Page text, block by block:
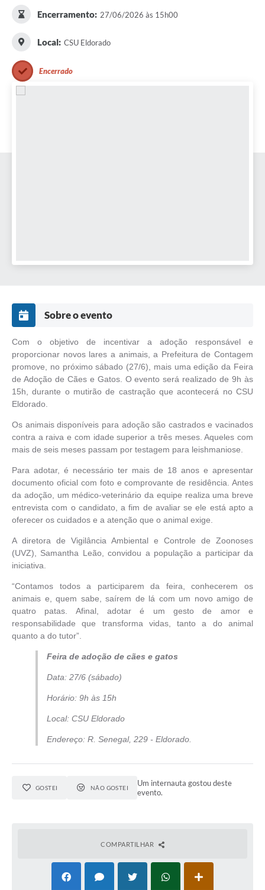
Encerramento: 27/06/2026 às 15h00
Local: CSU Eldorado
Encerrado
Sobre o evento
Com o objetivo de incentivar a adoção responsável e
proporcionar novos lares a animais, a Prefeitura de Contagem
promove, no próximo sábado (27/6), mais uma edição da Feira
de Adoção de Cães e Gatos. O evento será realizado de 9h às
15h, durante o mutirão de castração que acontecerá no CSU
Eldorado.
Os animais disponíveis para adoção são castrados e vacinados
contra a raiva e com idade superior a três meses. Aqueles com
mais de seis meses passam por testagem para leishmaniose.
Para adotar, é necessário ter mais de 18 anos e apresentar
documento oficial com foto e comprovante de residência. Antes
da adoção, um médico-veterinário da equipe realiza uma breve
entrevista com o candidato, a fim de avaliar se ele está apto a
oferecer os cuidados e a atenção que o animal exige.
A diretora de Vigilância Ambiental e Controle de Zoonoses
(UVZ), Samantha Leão, convidou a população a participar da
iniciativa.
“Contamos todos a participarem da feira, conhecerem os
animais e, quem sabe, saírem de lá com um novo amigo de
quatro patas. Afinal, adotar é um gesto de amor e
responsabilidade que transforma vidas, tanto a do animal
quanto a do tutor”.
Feira de adoção de cães e gatos
Data: 27/6 (sábado)
Horário: 9h às 15h
Local: CSU Eldorado
Endereço: R. Senegal, 229 - Eldorado.
GOSTEI NÃO GOSTEI
Um internauta gostou deste
evento.
COMPARTILHAR